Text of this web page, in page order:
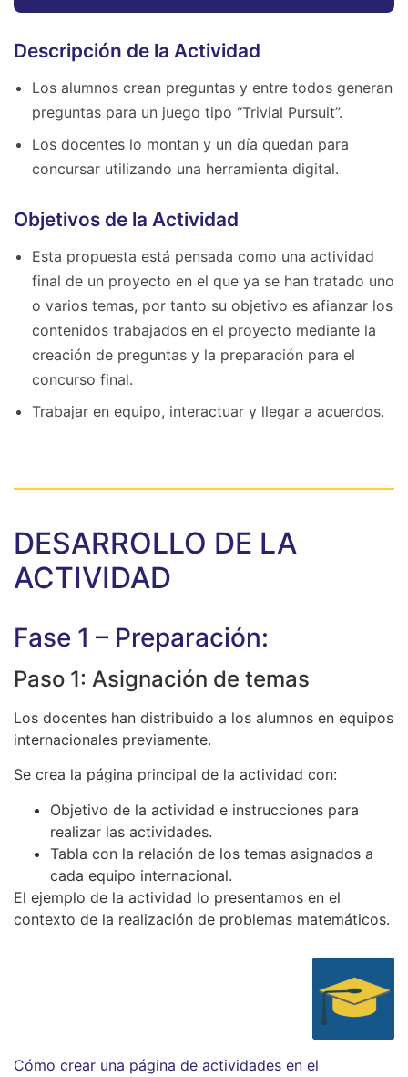
Descripción de la Actividad
Los alumnos crean preguntas y entre todos generan
preguntas para un juego tipo “Trivial Pursuit”.
Los docentes lo montan y un día quedan para
concursar utilizando una herramienta digital.
Objetivos de la Actividad
Esta propuesta está pensada como una actividad
final de un proyecto en el que ya se han tratado uno
o varios temas, por tanto su objetivo es afianzar los
contenidos trabajados en el proyecto mediante la
creación de preguntas y la preparación para el
concurso final.
Trabajar en equipo, interactuar y llegar a acuerdos.
DESARROLLO DE LA
ACTIVIDAD
Fase 1 – Preparación:
Paso 1: Asignación de temas
Los docentes han distribuido a los alumnos en equipos
internacionales previamente.
Se crea la página principal de la actividad con:
Objetivo de la actividad e instrucciones para
realizar las actividades.
Tabla con la relación de los temas asignados a
cada equipo internacional.
El ejemplo de la actividad lo presentamos en el
contexto de la realización de problemas matemáticos.
Cómo crear una página de actividades en el